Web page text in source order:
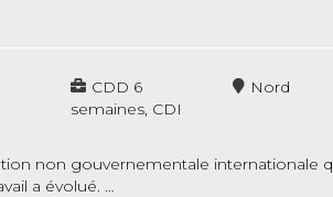
CDD 6
semaines, CDI
Nord
non gouvernementale internationale
a évolué. …